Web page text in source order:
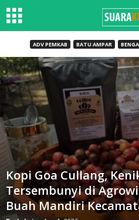
ADV PEMKAB BATU AMPAR
Kopi Goa Cullang,
Tersembunyi di
Buah Mandiri